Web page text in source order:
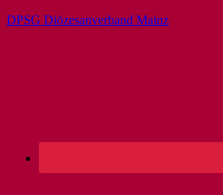
DPSG Diözesanverband Mainz